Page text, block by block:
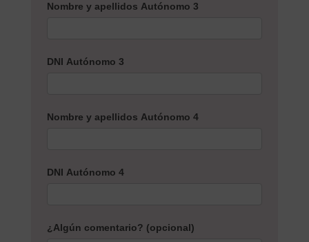
Nombre y apellidos Autónomo 3
DNI Autónomo 3
Nombre y apellidos Autónomo 4
DNI Autónomo 4
¿Algún comentario? (opcional)